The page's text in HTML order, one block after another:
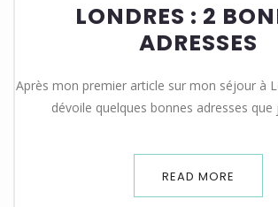
LONDRES : 2
ADRESSES
Après mon premier article sur mon séjour à
dévoile quelques bonnes adresses que
READ MORE